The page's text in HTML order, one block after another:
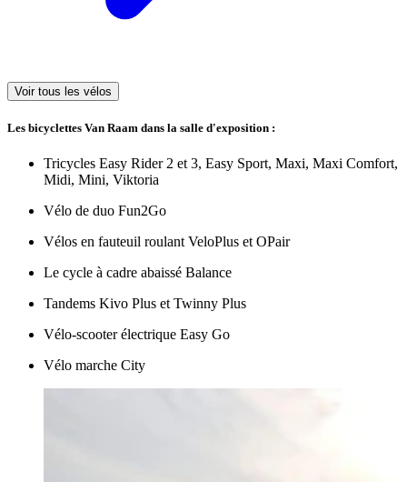
Voir tous les vélos
Les bicyclettes Van Raam dans la salle d'exposition :
Tricycles Easy Rider 2 et 3, Easy Sport, Maxi, Maxi Comfort,
Midi, Mini, Viktoria
Vélo de duo Fun2Go
Vélos en fauteuil roulant VeloPlus et OPair
Le cycle à cadre abaissé Balance
Tandems Kivo Plus et Twinny Plus
Vélo-scooter électrique Easy Go
Vélo marche City